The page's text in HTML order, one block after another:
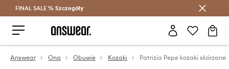
Oszczędzaj z Answear Club >
FINAL SALE % Szczegóły
Answear Ona Obuwie Kozaki Patrizia Pepe kozaki skórzane